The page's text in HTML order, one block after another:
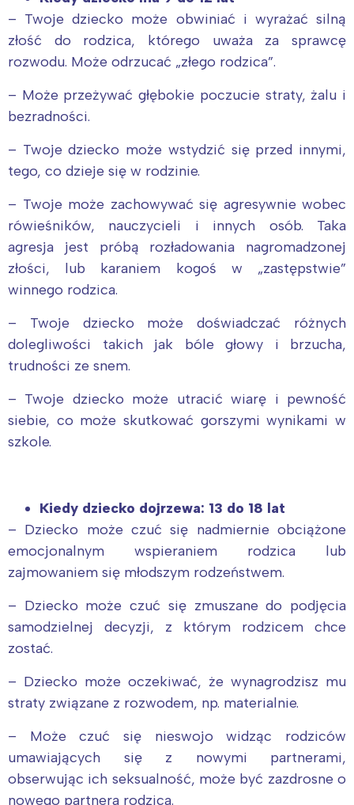
– Twoje dziecko może obwiniać i wyrażać silną
złość do rodzica, którego uważa za sprawcę
rozwodu. Może odrzucać „złego rodzica”.
– Może przeżywać głębokie poczucie straty, żalu i
bezradności.
– Twoje dziecko może wstydzić się przed innymi,
tego, co dzieje się w rodzinie.
– Twoje może zachowywać się agresywnie wobec
rówieśników, nauczycieli i innych osób. Taka
agresja jest próbą rozładowania nagromadzonej
złości, lub karaniem kogoś w „zastępstwie”
winnego rodzica.
– Twoje dziecko może doświadczać różnych
dolegliwości takich jak bóle głowy i brzucha,
trudności ze snem.
– Twoje dziecko może utracić wiarę i pewność
siebie, co może skutkować gorszymi wynikami w
szkole.
Kiedy dziecko dojrzewa: 13 do 18 lat
– Dziecko może czuć się nadmiernie obciążone
emocjonalnym wspieraniem rodzica lub
zajmowaniem się młodszym rodzeństwem.
– Dziecko może czuć się zmuszane do podjęcia
samodzielnej decyzji, z którym rodzicem chce
zostać.
– Dziecko może oczekiwać, że wynagrodzisz mu
straty związane z rozwodem, np. materialnie.
– Może czuć się nieswojo widząc rodziców
umawiających się z nowymi partnerami,
obserwując ich seksualność, może być zazdrosne o
nowego partnera rodzica.